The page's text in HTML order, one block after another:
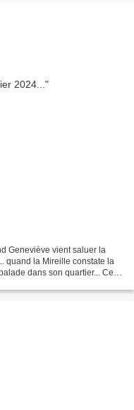
Geneviève vient saluer la
quand la Mireille constate la
dans son quartier... Cela